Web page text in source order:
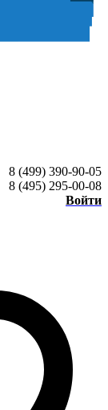
8 (499) 390-90-05
8 (495) 295-00-08
Войти